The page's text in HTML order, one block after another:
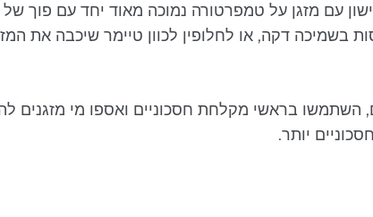
עם מזגן על טמפרטורה נמוכה מאוד יחד עם פוך
דקה, או לחלופין לכוון טיימר שיכבה את
השתמשו בראשי מקלחת חסכוניים ואספו מי מזגנים
יותר.